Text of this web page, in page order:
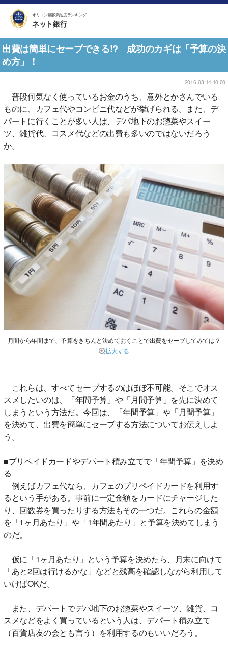
オリコン顧客満足度ランキング
ネット銀行
出費は簡単にセーブできる!? 成功のカギは「予算の決
め方」！
2016-03-14 10:00
普段何気なく使っているお金のうち、意外とかさんでいる
ものに、カフェ代やコンビニ代などが挙げられる。また、デ
パートに行くことが多い人は、デパ地下のお惣菜やスイー
ツ、雑貨代、コスメ代などの出費も多いのではないだろう
か。
月間から年間まで、予算をきちんと決めておくことで出費をセーブしてみては？
拡大する
これらは、すべてセーブするのはほぼ不可能。そこでオス
スメしたいのは、「年間予算」や「月間予算」を先に決めて
しまうという方法だ。今回は、「年間予算」や「月間予算」
を決めて、出費を簡単にセーブする方法についてお伝えしよ
う。
■プリペイドカードやデパート積み立てで「年間予算」を決め
る
例えばカフェ代なら、カフェのプリペイドカードを利用す
るという手がある。事前に一定金額をカードにチャージした
り、回数券を買ったりする方法もその一つだ。これらの金額
を「1ヶ月あたり」や「1年間あたり」と予算を決めてしまう
のだ。
仮に「1ヶ月あたり」という予算を決めたら、月末に向けて
「あと2回は行けるかな」などと残高を確認しながら利用して
いけばOKだ。
また、デパートでデパ地下のお惣菜やスイーツ、雑貨、コ
スメなどをよく買っているという人は、デパート積み立て
（百貨店友の会とも言う）を利用するのもいいだろう。